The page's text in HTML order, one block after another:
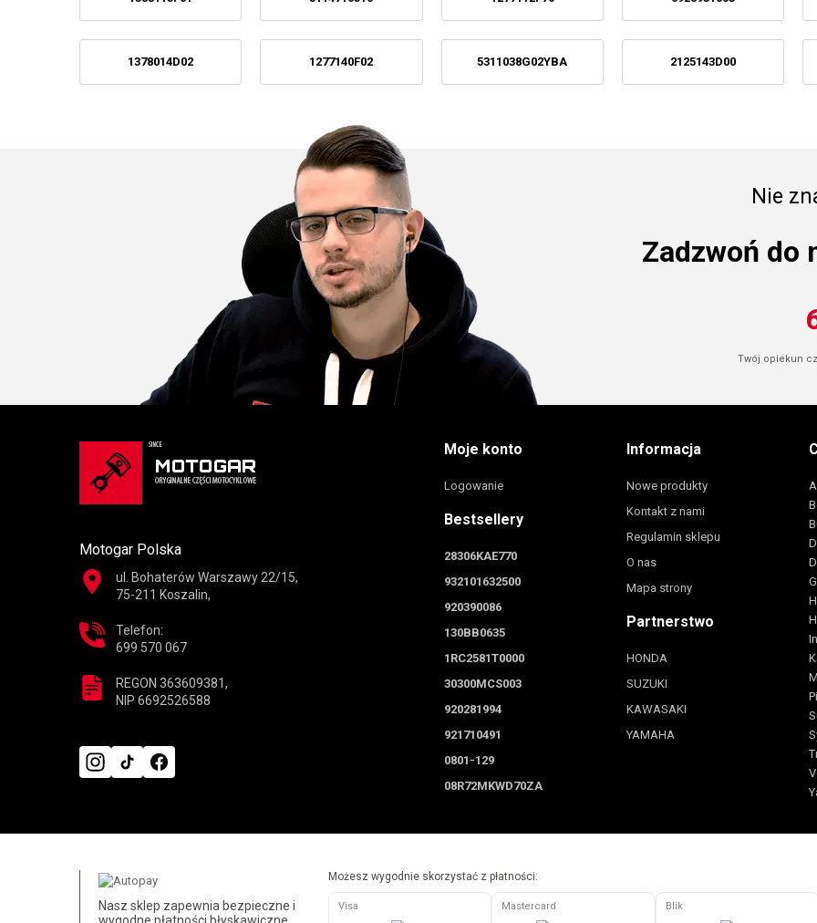
1378014D02 1277140F02 5311038G02YBA 2125143D00
Nie
Zadzwoń do
Twój opiekun
Motogar Polska
ul. Bohaterów Warszawy 22/15,
75-211 Koszalin,
Telefon:
699 570 067
REGON 363609381,
NIP 6692526588
Moje konto
Logowanie
Bestsellery
28306KAE770
932101632500
920390086
130BB0635
1RC2581T0000
30300MCS003
920281994
921710491
0801-129
08R72MKWD70ZA
Informacja
Nowe produkty
Kontakt z nami
Regulamin sklepu
O nas
Mapa strony
Partnerstwo
HONDA
SUZUKI
KAWASAKI
YAMAHA
Nasz sklep zapewnia bezpieczne i
Możesz wygodnie skorzystać z płatności:
Visa Mastercard Blik